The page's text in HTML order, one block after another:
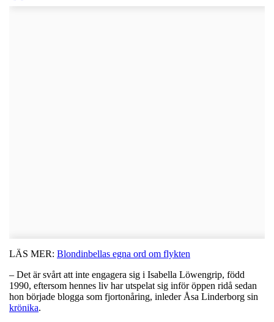
LÄS MER: Blondinbellas egna ord om flykten
– Det är svårt att inte engagera sig i Isabella Löwengrip, född
1990, eftersom hennes liv har utspelat sig inför öppen ridå sedan
hon började blogga som fjortonåring, inleder Åsa Linderborg sin
krönika.